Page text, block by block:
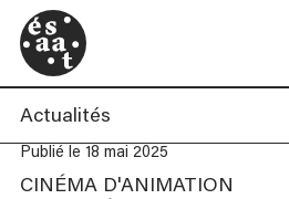
Actualités
Publié le 18 mai 2025
CINÉMA D'ANIMATION